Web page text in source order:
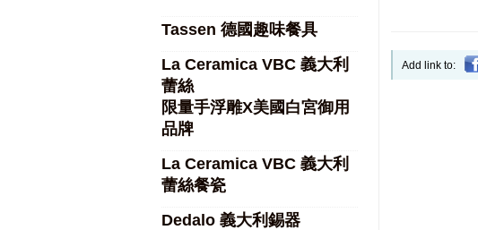
Tassen 德國趣味餐具
La Ceramica VBC 義大利
蕾絲
限量手浮雕X美國白宮御用
品牌
La Ceramica VBC 義大利
蕾絲餐瓷
Dedalo 義大利錫器
Add link to: